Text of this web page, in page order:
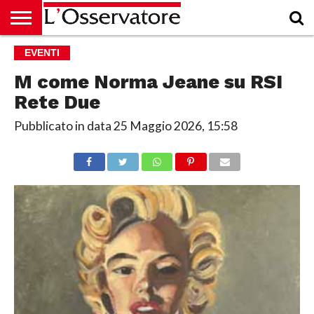
HOME
CULTURA
ECONOMIA
RUBRICHE
ARCHIVIO
PODCAST
ABBONAMENTO
CHI
ACCEDI
EVENTI
M come Norma Jeane su RSI
Rete Due
Pubblicato in data25 Maggio 2026, 15:58